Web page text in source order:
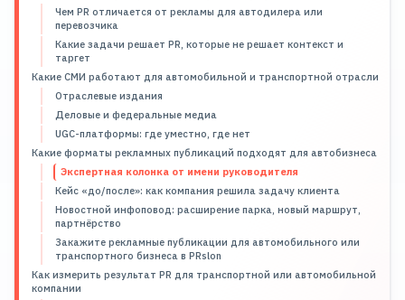
Чем PR отличается от рекламы для автодилера или
перевозчика
Какие задачи решает PR, которые не решает контекст и
таргет
Какие СМИ работают для автомобильной и транспортной отрасли
Отраслевые издания
Деловые и федеральные медиа
UGC-платформы: где уместно, где нет
Какие форматы рекламных публикаций подходят для автобизнеса
Экспертная колонка от имени руководителя
Кейс «до/после»: как компания решила задачу клиента
Новостной инфоповод: расширение парка, новый маршрут,
партнёрство
Закажите рекламные публикации для автомобильного или
транспортного бизнеса в PRslon
Как измерить результат PR для транспортной или автомобильной
компании